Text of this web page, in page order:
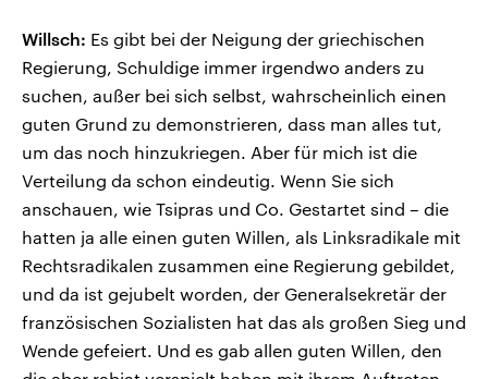
Willsch: Es gibt bei der Neigung der griechischen
Regierung, Schuldige immer irgendwo anders zu
suchen, außer bei sich selbst, wahrscheinlich einen
guten Grund zu demonstrieren, dass man alles tut,
um das noch hinzukriegen. Aber für mich ist die
Verteilung da schon eindeutig. Wenn Sie sich
anschauen, wie Tsipras und Co. Gestartet sind – die
hatten ja alle einen guten Willen, als Linksradikale mit
Rechtsradikalen zusammen eine Regierung gebildet,
und da ist gejubelt worden, der Generalsekretär der
französischen Sozialisten hat das als großen Sieg und
Wende gefeiert. Und es gab allen guten Willen, den